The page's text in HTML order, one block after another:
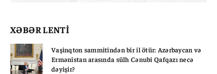
XƏBƏR LENTİ
Vaşinqton sammitindən bir il ötür: Azərbaycan və
Ermənistan arasında sülh Cənubi Qafqazı necə
dəyişir?